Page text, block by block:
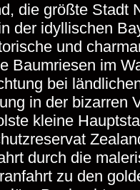
die größte Stadt
der idyllischen
und
Baumriesen im
bei
in der bizarren
kleine
durch die
zu den